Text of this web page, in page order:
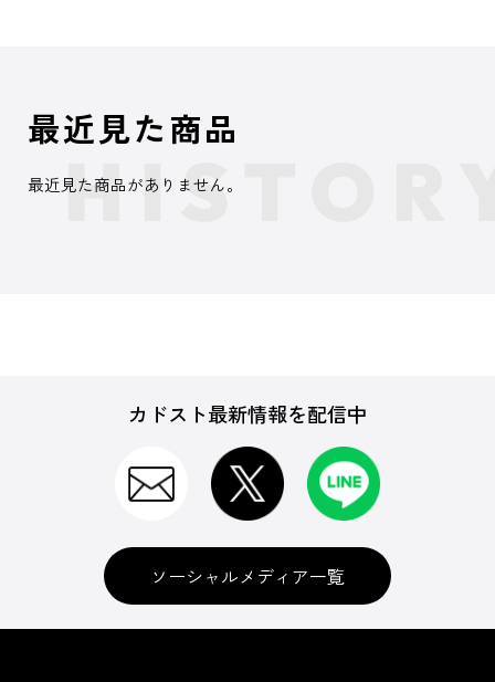
最近見た商品
最近見た商品がありません。
カドスト最新情報を配信中
ソーシャルメディア一覧